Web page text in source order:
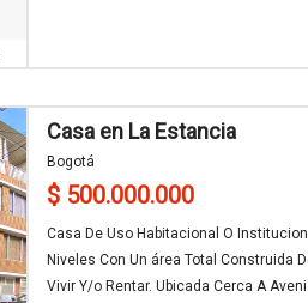
Casa en La Estancia
Bogotá
$ 500.000.000
Casa De Uso Habitacional O
Niveles Con Un área Total Construida
Vivir Y/o Rentar. Ubicada Cerca A